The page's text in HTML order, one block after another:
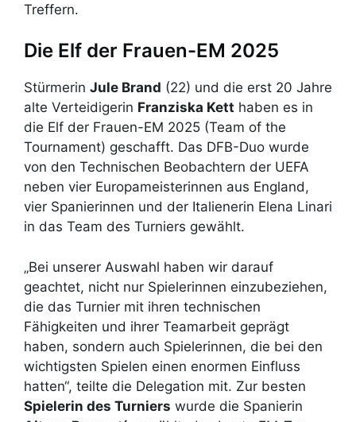
Treffern.
Die Elf der Frauen-EM 2025
Stürmerin Jule Brand (22) und die erst 20 Jahre
alte Verteidigerin Franziska Kett haben es in
die Elf der Frauen-EM 2025 (Team of the
Tournament) geschafft. Das DFB-Duo wurde
von den Technischen Beobachtern der UEFA
neben vier Europameisterinnen aus England,
vier Spanierinnen und der Italienerin Elena Linari
in das Team des Turniers gewählt.
„Bei unserer Auswahl haben wir darauf
geachtet, nicht nur Spielerinnen einzubeziehen,
die das Turnier mit ihren technischen
Fähigkeiten und ihrer Teamarbeit geprägt
haben, sondern auch Spielerinnen, die bei den
wichtigsten Spielen einen enormen Einfluss
hatten“, teilte die Delegation mit. Zur besten
Spielerin des Turniers wurde die Spanierin